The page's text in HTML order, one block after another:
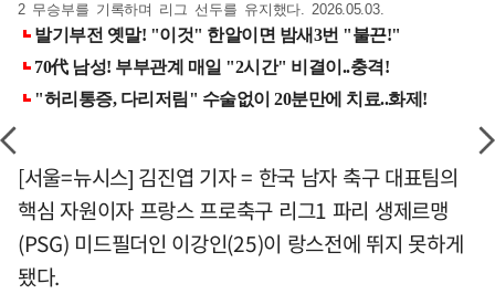
2 무승부를 기록하며 리그 선두를 유지했다. 2026.05.03.
[서울=뉴시스] 김진엽 기자 = 한국 남자 축구 대표팀의
핵심 자원이자 프랑스 프로축구 리그1 파리 생제르맹
(PSG) 미드필더인 이강인(25)이 랑스전에 뛰지 못하게
됐다.